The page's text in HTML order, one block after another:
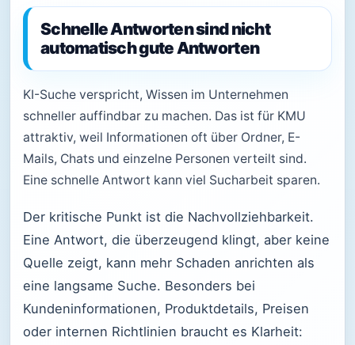
Schnelle Antworten sind nicht
automatisch gute Antworten
KI-Suche verspricht, Wissen im Unternehmen
schneller auffindbar zu machen. Das ist für KMU
attraktiv, weil Informationen oft über Ordner, E-
Mails, Chats und einzelne Personen verteilt sind.
Eine schnelle Antwort kann viel Sucharbeit sparen.
Der kritische Punkt ist die Nachvollziehbarkeit.
Eine Antwort, die überzeugend klingt, aber keine
Quelle zeigt, kann mehr Schaden anrichten als
eine langsame Suche. Besonders bei
Kundeninformationen, Produktdetails, Preisen
oder internen Richtlinien braucht es Klarheit: